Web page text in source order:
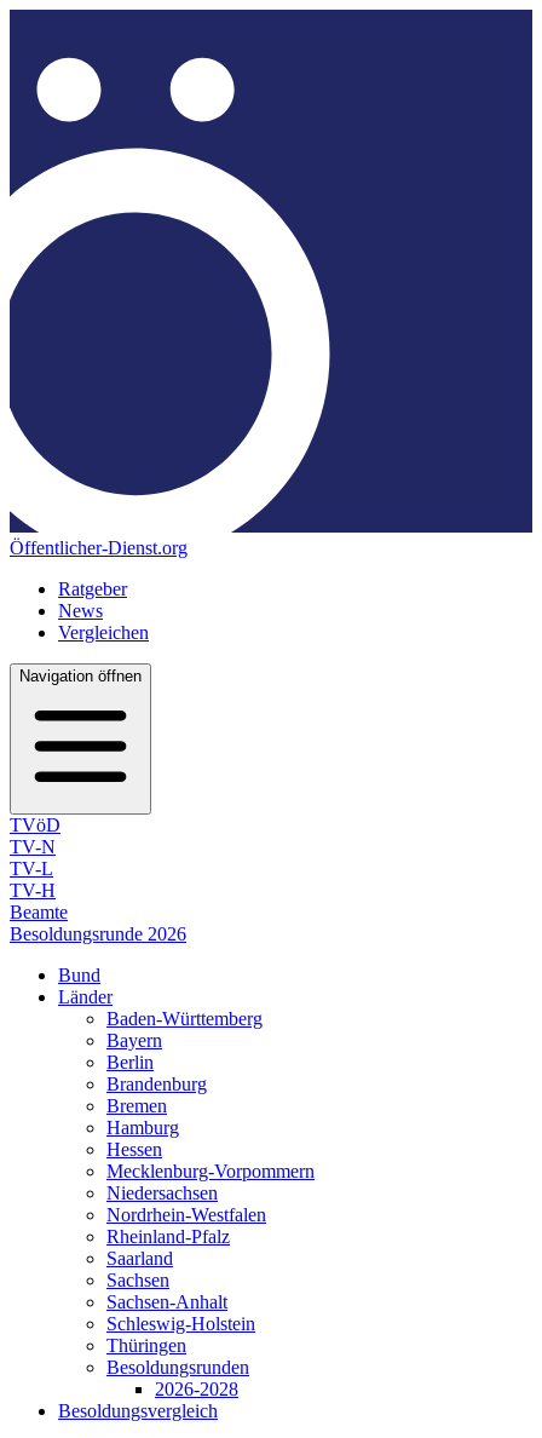
Öffentlicher-Dienst.org
Ratgeber
News
Vergleichen
Navigation öffnen
TVöD
TV-N
TV-L
TV-H
Beamte
Besoldungsrunde 2026
Bund
Länder
Baden-Württemberg
Bayern
Berlin
Brandenburg
Bremen
Hamburg
Hessen
Mecklenburg-Vorpommern
Niedersachsen
Nordrhein-Westfalen
Rheinland-Pfalz
Saarland
Sachsen
Sachsen-Anhalt
Schleswig-Holstein
Thüringen
Besoldungsrunden
2026-2028
Besoldungsvergleich